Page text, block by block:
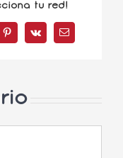
tu red!
Pinterest
Vk
Correo
electrónico